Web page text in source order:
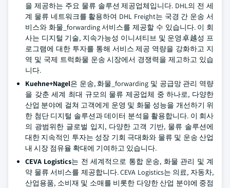
을 제공하는 주요 물류 솔루션 제공업체입니다. DHL의 전 세
계 물류 네트워크를 활용하여 DHL Freight는 국경 간 운송 서
비스와 화물_forwarding 서비스를 제공할 수 있습니다. 이 회
사는 디지털 기술, 지속가능성 이니셔티브 및 운영卓越성 프
로그램에 대한 투자를 통해 서비스 제공 역량을 강화하고 지
역 및 국제 트럭화물 운송 시장에서 경쟁력을 제고하고 있습
니다.
Kuehne+Nagel은 운송, 화물_forwarding 및 공급망 관리 역량
을 갖춘 세계 최대 규모의 물류 제공업체 중 하나로, 다양한
산업 분야에 걸쳐 고객에게 운영 및 화물 성능을 개선하기 위
한 첨단 디지털 솔루션과 데이터 분석을 활용합니다. 이 회사
의 광범위한 글로벌 입지, 다양한 고객 기반, 물류 솔루션에
대한 지속적인 투자는 성장 기회 극대화와 물류 및 운송 산업
내 시장 점유율 확대에 기여하고 있습니다.
CEVA Logistics는 전 세계적으로 통합 운송, 화물 관리 및 계
약 물류 서비스를 제공합니다. CEVA Logistics는 의료, 자동차,
산업용품, 소비재 및 소매를 비롯한 다양한 산업 분야에 중점